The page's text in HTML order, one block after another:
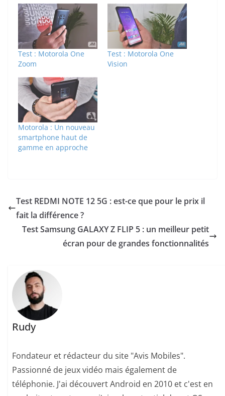
Test : Motorola One
Zoom
Test : Motorola One
Vision
Motorola : Un nouveau
smartphone haut de
gamme en approche
Test REDMI NOTE 12 5G : est-ce que pour le prix il
fait la différence ?
Test Samsung GALAXY Z FLIP 5 : un meilleur petit
écran pour de grandes fonctionnalités
Rudy
Fondateur et rédacteur du site "Avis Mobiles".
Passionné de jeux vidéo mais également de
téléphonie. J'ai découvert Android en 2010 et c'est en